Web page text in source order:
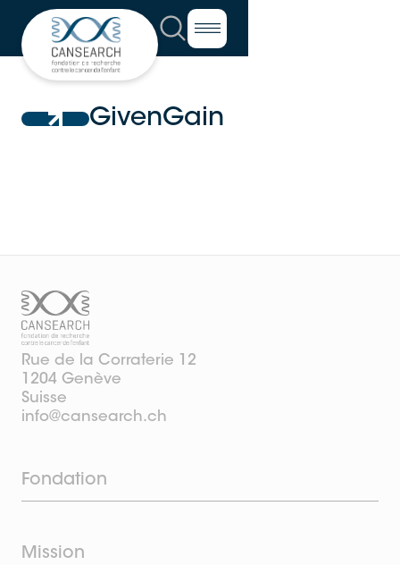
GivenGain
Rue de la Corraterie 12
1204 Genève
Suisse
info@cansearch.ch
Fondation
Mission